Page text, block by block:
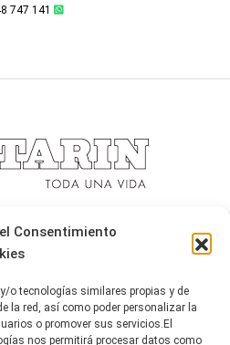
Consentimiento
o tecnologías similares propias y de
la red, así como poder personalizar la
o promover sus servicios.El
nos permitirá procesar datos como
747 141
desde 1963
Magazine
Contacto